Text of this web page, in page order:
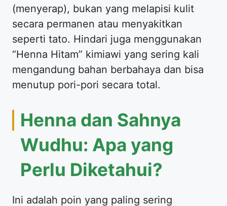
(menyerap), bukan yang melapisi kulit
secara permanen atau menyakitkan
seperti tato. Hindari juga menggunakan
“Henna Hitam” kimiawi yang sering kali
mengandung bahan berbahaya dan bisa
menutup pori-pori secara total.
​Henna dan Sahnya
Wudhu: Apa yang
Perlu Diketahui?
​Ini adalah poin yang paling sering